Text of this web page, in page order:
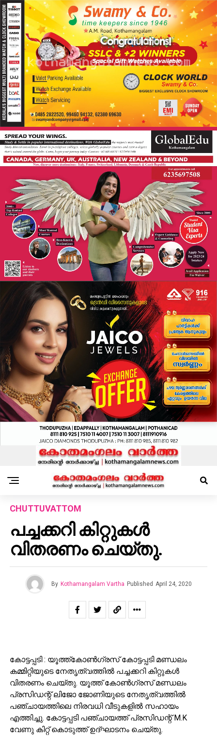
CHUTTUVATTOM
പച്ചക്കറി കിറ്റുകൾ
വിതരണം ചെയ്തു.
By Kothamangalam Vartha Published April 24, 2020
കോട്ടപ്പടി : യൂത്ത്കോൺഗ്രസ്‌ കോട്ടപ്പടി മണ്ഡലം
കമ്മിറ്റിയുടെ നേതൃത്വത്തിൽ പച്ചക്കറി കിറ്റുകൾ
വിതരണം ചെയ്തു. യൂത്ത് കോൺഗ്രസ് മണ്ഡലം
പ്രസിഡന്റ്‌ ലിജോ ജോണിയുടെ നേതൃത്വത്തിൽ
പഞ്ചായത്തിലെ നിരവധി വീടുകളിൽ സഹായം
എത്തിച്ചു. കോട്ടപ്പടി പഞ്ചായത്ത് പ്രസിഡന്റ്‌ M.K
വേണു കിറ്റ് കൊടുത്ത് ഉദ്‌ഘാടനം ചെയ്തു.